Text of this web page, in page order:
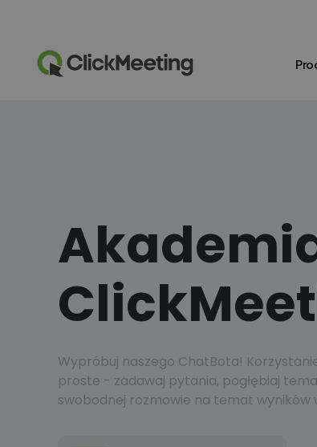
Wypróbuj naszego ChatBota!
proste - zadawaj pytania, pogłębiaj
swobodnej rozmowie na temat wyników